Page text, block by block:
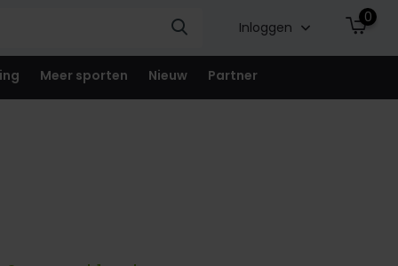
Inloggen
0
Meer sporten Nieuw Partner